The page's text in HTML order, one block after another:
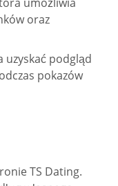
oraz
uzyskać podgląd
pokazów
TS Dating.